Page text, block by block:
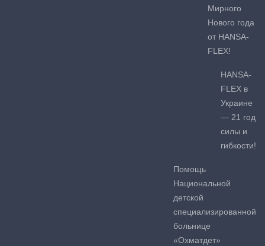
Мирного
Нового года
от HANSA-
FLEX!
HANSA-
FLEX в
Украине
— 21 год
силы и
гибкости!
Помощь
Национальной
детской
специализированной
больнице
«Охматдет»